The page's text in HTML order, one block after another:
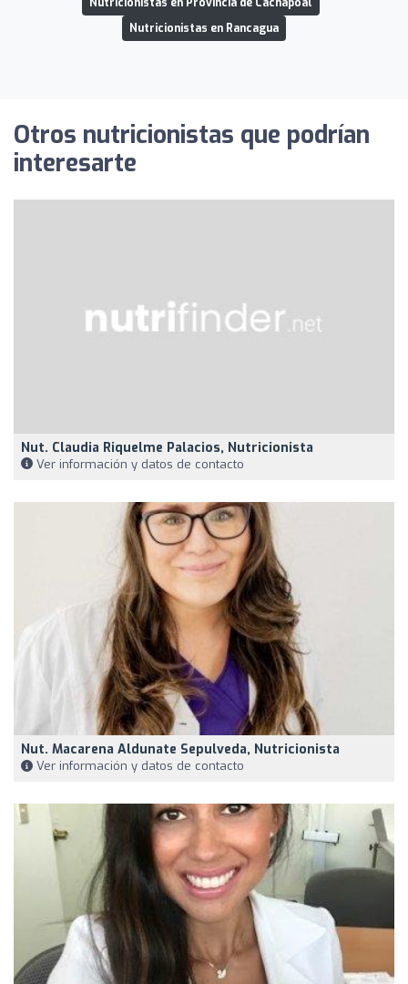
Nutricionistas en Rancagua
Otros nutricionistas que podrían
interesarte
Nut. Claudia Riquelme Palacios, Nutricionista
Ver información y datos de contacto
Nut. Macarena Aldunate Sepulveda, Nutricionista
Ver información y datos de contacto